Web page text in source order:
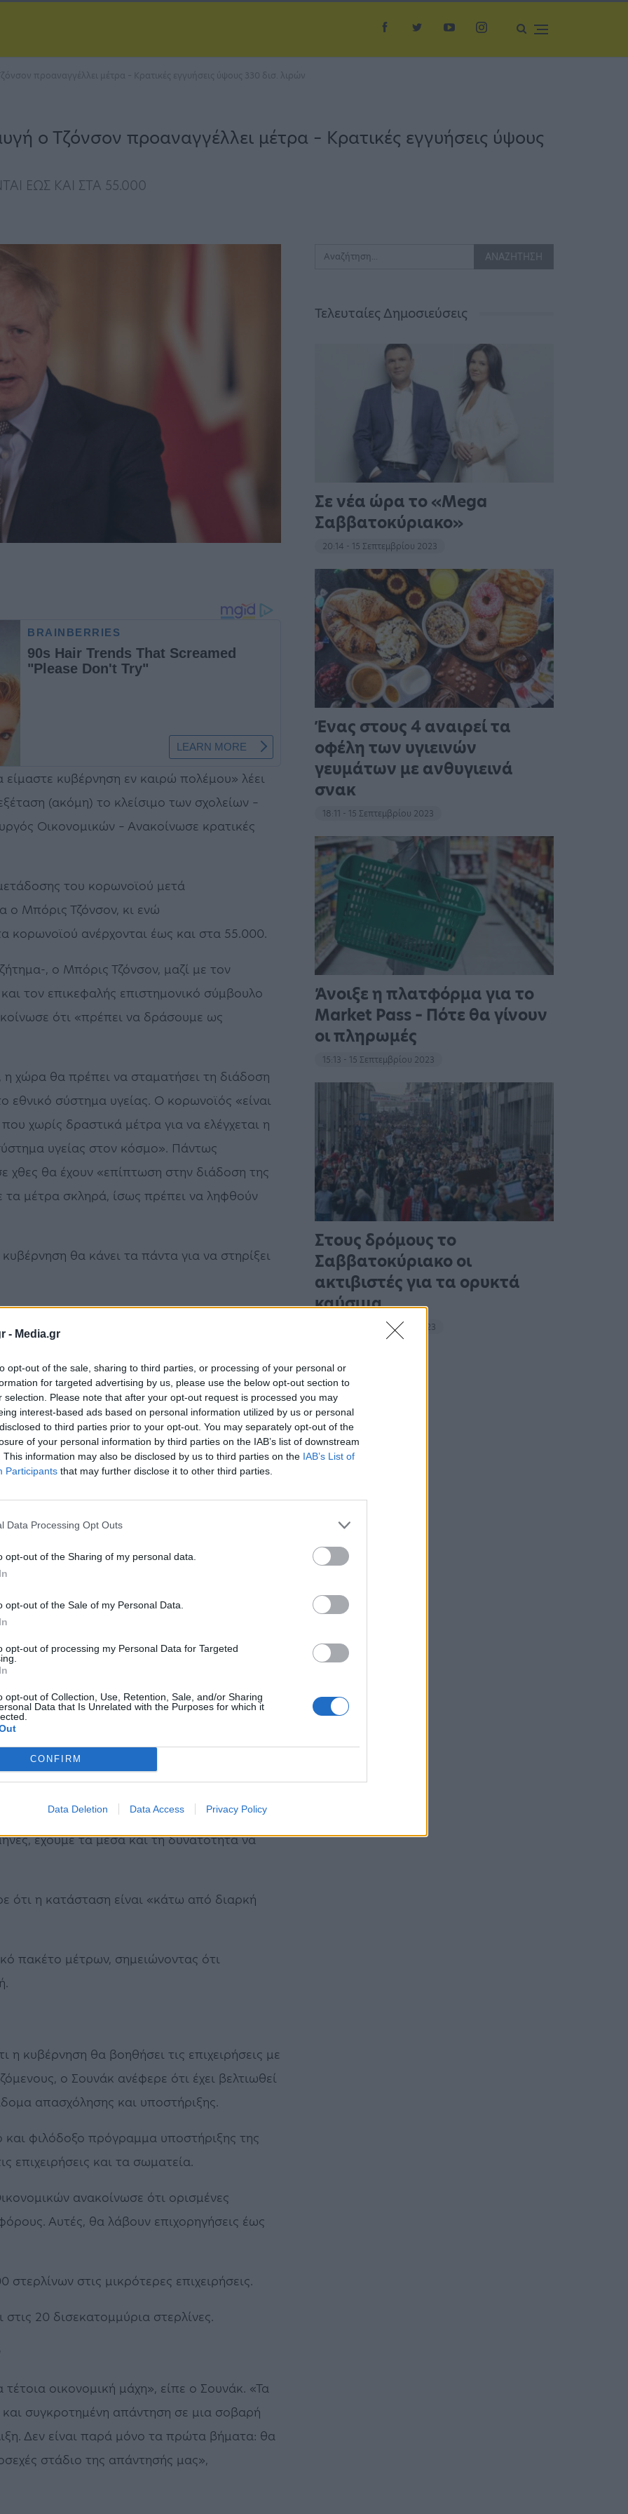
- Media.gr
opt-out of the sale, sharing to third parties, or processing of your personal or
for targeted advertising by us, please use the below opt-out section to
selection. Please note that after your opt-out request is processed you may
interest-based ads based on personal information utilized by us or personal
to third parties prior to your opt-out. You may separately opt-out of the
of your personal information by third parties on the IAB’s list of downstream
This information may also be disclosed by us to third parties on the IAB’s List of
Participants that may further disclose it to other third parties.
Data Processing Opt Outs
opt-out of the Sharing of my personal data.
opt-out of the Sale of my Personal Data.
opt-out of processing my Personal Data for Targeted
opt-out of Collection, Use, Retention, Sale, and/or Sharing
Data that Is Unrelated with the Purposes for which it
CONFIRM
Data Deletion Data Access Privacy Policy
προαναγγέλλει μέτρα – Κρατικές εγγυήσεις ύψους 330 δισ. λιρών
ο Τζόνσον προαναγγέλλει μέτρα – Κρατικές εγγυήσεις ύψους
ΕΩΣ ΚΑΙ ΣΤΑ 55.000
κυβέρνηση εν καιρώ πολέμου» λέει
(ακόμη) το κλείσιμο των σχολείων –
Οικονομικών – Ανακοίνωσε κρατικές
του κορωνοϊού μετά
ο Μπόρις Τζόνσον, κι ενώ
κορωνοϊού ανέρχονται έως και στα 55.000.
, ο Μπόρις Τζόνσον, μαζί με τον
τον επικεφαλής επιστημονικό σύμβουλο
ότι «πρέπει να δράσουμε ως
χώρα θα πρέπει να σταματήσει τη διάδοση
εθνικό σύστημα υγείας. Ο κορωνοϊός «είναι
χωρίς δραστικά μέτρα για να ελέγχεται η
υγείας στον κόσμο». Πάντως
χθες θα έχουν «επίπτωση στην διάδοση της
τα μέτρα σκληρά, ίσως πρέπει να ληφθούν
θα κάνει τα πάντα για να στηρίξει
τις οικογένειες και τις
ληφθούν πιο αυστηρά μέτρα για να
του πατέρα του, που εμφανίστηκε να
αποστάσεις, σημειώνοντας ότι θα
που σκέφτονται τις συμβουλές, όσο
περισσότερες είναι η συλλογικές
προστατεύσουμε το εθνικό σύστημα υγείας
τους πολίτες να κάνουν σημαντικές
στο πλευρό όσων κάνουν τις αλλαγές,
είναι φονικός, αλλά μπορεί να
ακολουθήσουν τις επιστημονικές συμβουλές.
έχουμε τα μέσα και τη δυνατότητα να
ότι η κατάσταση είναι «κάτω από διαρκή
πακέτο μέτρων, σημειώνοντας ότι
κυβέρνηση θα βοηθήσει τις επιχειρήσεις με
ο Σουνάκ ανέφερε ότι έχει βελτιωθεί
απασχόλησης και υποστήριξης.
φιλόδοξο πρόγραμμα υποστήριξης της
επιχειρήσεις και τα σωματεία.
ανακοίνωσε ότι ορισμένες
Αυτές, θα λάβουν επιχορηγήσεις έως
στις μικρότερες επιχειρήσεις.
20 δισεκατομμύρια στερλίνες.
οικονομική μάχη», είπε ο Σουνάκ. «Τα
συγκροτημένη απάντηση σε μια σοβαρή
Δεν είναι παρά μόνο τα πρώτα βήματα: θα
στάδιο της απάντησής μας»,
Τελευταίες Δημοσιεύσεις
Σε νέα ώρα το «Mega
Σαββατοκύριακο»
20:14 - 15 Σεπτεμβρίου 2023
Ένας στους 4 αναιρεί τα
οφέλη των υγιεινών
γευμάτων με ανθυγιεινά
σνακ
18:11 - 15 Σεπτεμβρίου 2023
Άνοιξε η πλατφόρμα για το
Market Pass – Πότε θα γίνουν
οι πληρωμές
15:13 - 15 Σεπτεμβρίου 2023
Στους δρόμους το
Σαββατοκύριακο οι
ακτιβιστές για τα ορυκτά
καύσιμα
14:27 - 15 Σεπτεμβρίου 2023